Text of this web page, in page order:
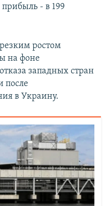
- в 199
ростом
на фоне
западных стран
после
в Украину.